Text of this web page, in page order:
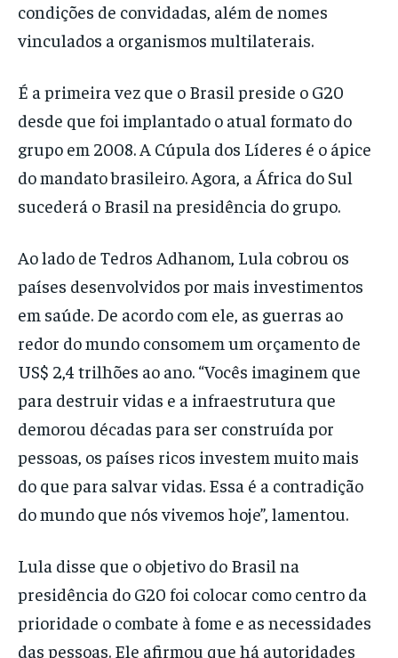
condições de convidadas, além de nomes
vinculados a organismos multilaterais.
É a primeira vez que o Brasil preside o G20
desde que foi implantado o atual formato do
grupo em 2008. A Cúpula dos Líderes é o ápice
do mandato brasileiro. Agora, a África do Sul
sucederá o Brasil na presidência do grupo.
Ao lado de Tedros Adhanom, Lula cobrou os
países desenvolvidos por mais investimentos
em saúde. De acordo com ele, as guerras ao
redor do mundo consomem um orçamento de
US$ 2,4 trilhões ao ano. “Vocês imaginem que
para destruir vidas e a infraestrutura que
demorou décadas para ser construída por
pessoas, os países ricos investem muito mais
do que para salvar vidas. Essa é a contradição
do mundo que nós vivemos hoje”, lamentou.
Lula disse que o objetivo do Brasil na
presidência do G20 foi colocar como centro da
prioridade o combate à fome e as necessidades
das pessoas. Ele afirmou que há autoridades